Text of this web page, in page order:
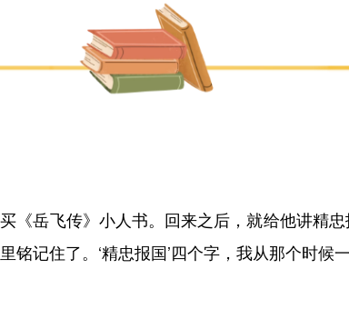
岳飞传》小人书。回来之后，就给他讲精忠
铭记住了。‘精忠报国’四个字，我从那个时候